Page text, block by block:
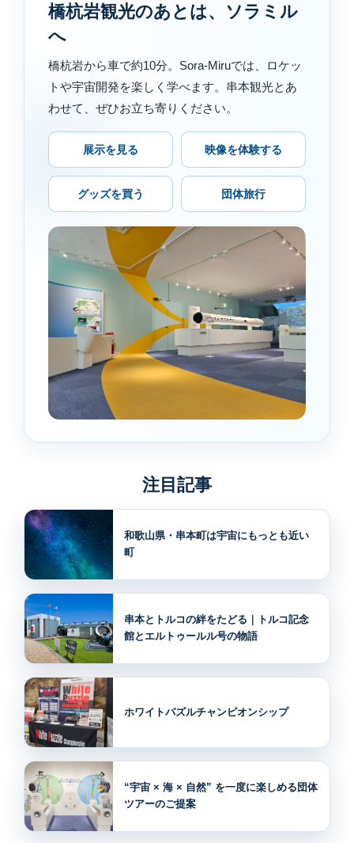
橋杭岩観光のあとは、ソラミル
へ
橋杭岩から車で約10分。Sora-Miruでは、ロケッ
トや宇宙開発を楽しく学べます。串本観光とあ
わせて、ぜひお立ち寄りください。
展示を見る 映像を体験する
グッズを買う 団体旅行
注目記事
和歌山県・串本町は宇宙にもっとも近い
町
串本とトルコの絆をたどる｜トルコ記念
館とエルトゥールル号の物語
ホワイトパズルチャンピオンシップ
“宇宙 × 海 × 自然” を一度に楽しめる団体
ツアーのご提案